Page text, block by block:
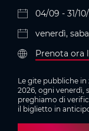
04/09 - 31/
venerdì,
Prenota ora
Le gite pubbliche in
2026, ogni venerdì,
preghiamo di
il biglietto in